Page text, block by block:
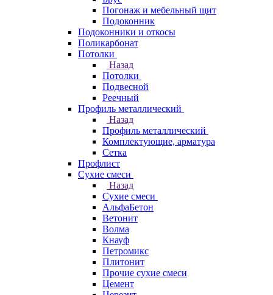
Погонаж и мебельный щит
Подоконник
Подоконники и откосы
Поликарбонат
Потолки
Назад
Потолки
Подвесной
Реечный
Профиль металлический
Назад
Профиль металлический
Комплектующие, арматура
Сетка
Профлист
Сухие смеси
Назад
Сухие смеси
АльфаБетон
Ветонит
Волма
Кнауф
Петромикс
Плитонит
Прочие сухие смеси
Цемент